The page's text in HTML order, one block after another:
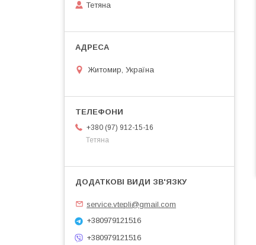
Тетяна
Житомир, Україна
+380 (97) 912-15-16
Тетяна
service.vtepli@gmail.com
+380979121516
+380979121516